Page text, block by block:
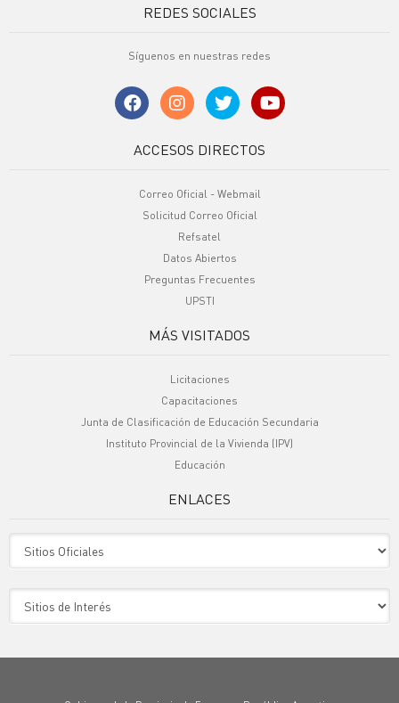
REDES SOCIALES
Síguenos en nuestras redes
ACCESOS DIRECTOS
Correo Oficial - Webmail
Solicitud Correo Oficial
Refsatel
Datos Abiertos
Preguntas Frecuentes
UPSTI
MÁS VISITADOS
Licitaciones
Capacitaciones
Junta de Clasificación de Educación Secundaria
Instituto Provincial de la Vivienda (IPV)
Educación
ENLACES